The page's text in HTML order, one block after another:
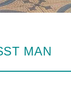
MAN